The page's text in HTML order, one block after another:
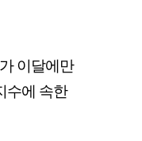
이달에만
수에 속한